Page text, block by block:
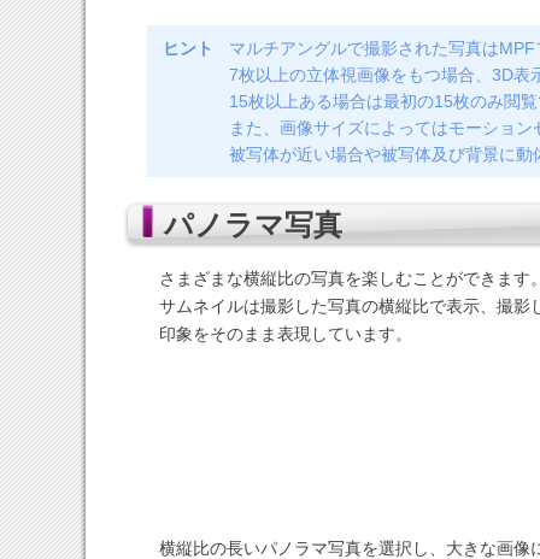
ヒント
マルチアングルで撮影された写真は
7枚以上の立体視画像をもつ場合、3D表
15枚以上ある場合は最初の15枚のみ閲
また、画像サイズによってはモーショ
被写体が近い場合や被写体及び背景に
パノラマ写真
さまざまな横縦比の写真を楽しむことができます
サムネイルは撮影した写真の横縦比で表示、撮影
印象をそのまま表現しています。
横縦比の長いパノラマ写真を選択し、大きな画